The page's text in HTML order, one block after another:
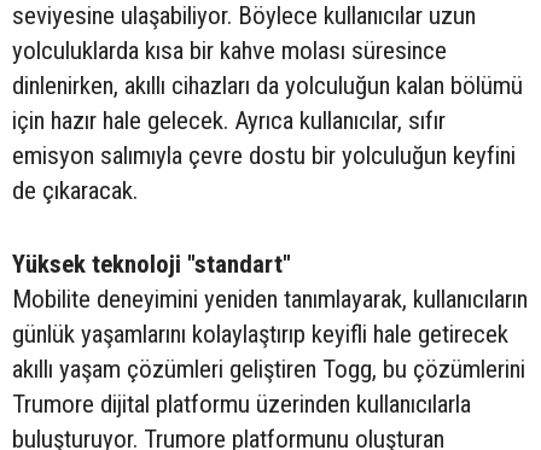
seviyesine ulaşabiliyor. Böylece kullanıcılar uzun
yolculuklarda kısa bir kahve molası süresince
dinlenirken, akıllı cihazları da yolculuğun kalan bölümü
için hazır hale gelecek. Ayrıca kullanıcılar, sıfır
emisyon salımıyla çevre dostu bir yolculuğun keyfini
de çıkaracak.
Yüksek teknoloji "standart"
Mobilite deneyimini yeniden tanımlayarak, kullanıcıların
günlük yaşamlarını kolaylaştırıp keyifli hale getirecek
akıllı yaşam çözümleri geliştiren Togg, bu çözümlerini
Trumore dijital platformu üzerinden kullanıcılarla
buluşturuyor. Trumore platformunu oluşturan